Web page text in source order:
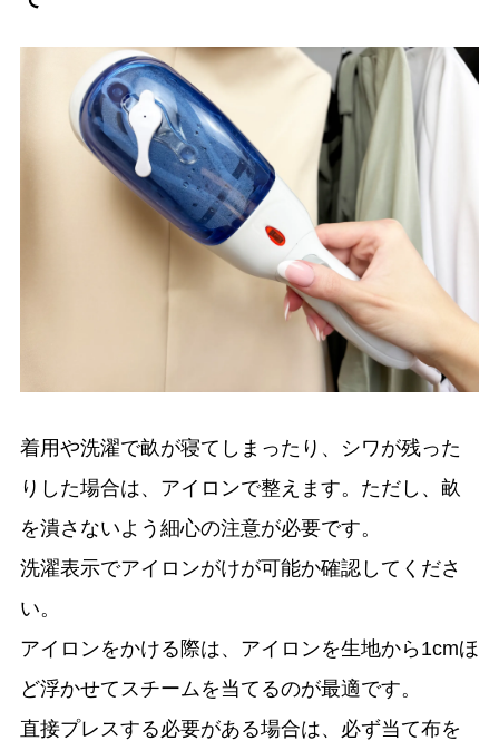
着用や洗濯で畝が寝てしまったり、シワが残った
りした場合は、アイロンで整えます。ただし、畝
を潰さないよう細心の注意が必要です。
洗濯表示でアイロンがけが可能か確認してくださ
い。
アイロンをかける際は、アイロンを生地から1cmほ
ど浮かせてスチームを当てるのが最適です。
直接プレスする必要がある場合は、必ず当て布を